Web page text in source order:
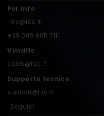
Per info
info@fsc.it
+39 049 865 7111
Vendite
sales@fsc.it
Supporto tecnico
support@fsc.it
Seguici